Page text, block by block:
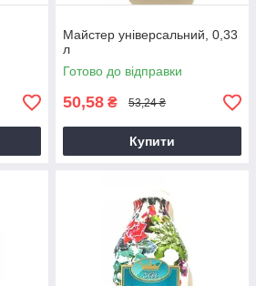
Майстер універсальний, 0,33
л
Готово до відправки
50,58 ₴ 53,24 ₴
Купити